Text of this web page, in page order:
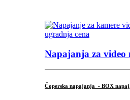
Napajanja za video
Čoperska napajanja - BOX